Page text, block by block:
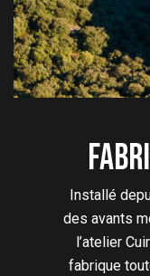
Installé
des avants
l’atelier
fabrique